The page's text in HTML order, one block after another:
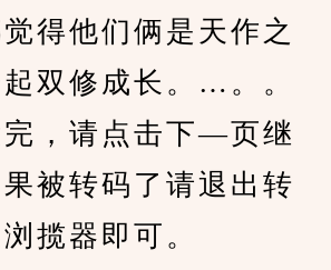
得他们俩是天作之
双修成长。…。。
请点击下—页继
被转码了请退出转
揽器即可。